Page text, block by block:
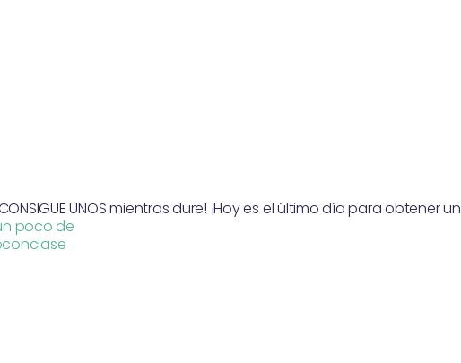
UNOS mientras dure! ¡Hoy es el último día para
poco de